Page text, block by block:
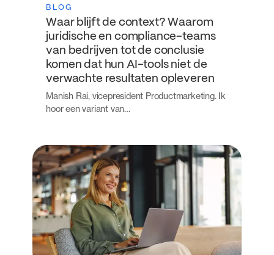
BLOG
Waar blijft de context? Waarom
juridische en compliance-teams
van bedrijven tot de conclusie
komen dat hun AI-tools niet de
verwachte resultaten opleveren
Manish Rai, vicepresident Productmarketing. Ik
hoor een variant van…